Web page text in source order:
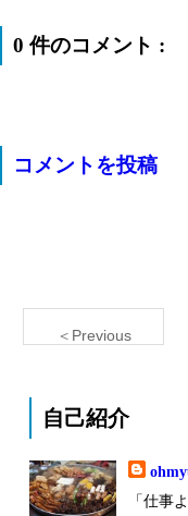
0 件のコメント :
コメントを投稿
＜Previous
自己紹介
「仕事